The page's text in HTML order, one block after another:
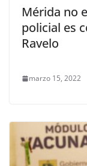
Mérida no
policial es
Ravelo
marzo 15, 2022